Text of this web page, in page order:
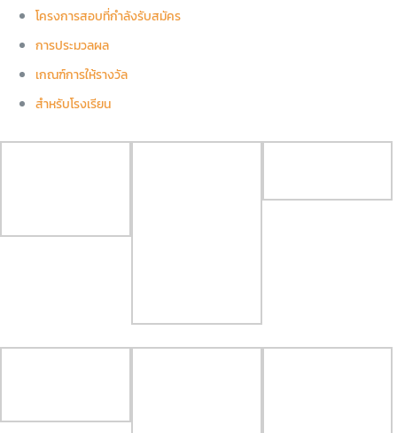
โครงการสอบที่กำลังรับสมัคร
การประมวลผล
เกณฑ์การให้รางวัล
สำหรับโรงเรียน